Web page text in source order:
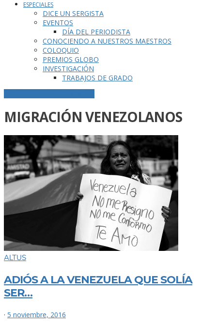
ESPECIALES
DICE UN SERGISTA
EVENTOS
DÍA DEL PERIODISTA
CONOCIENDO A NUESTROS MAESTROS
COLOQUIO
PREMIOS GLOBO
INVESTIGACIÓN
TRABAJOS DE GRADO
MIGRACIÓN VENEZOLANOS
ALTUS
ADIÓS A LA VENEZUELA QUE SOLÍA
SER…
· 5 noviembre, 2016